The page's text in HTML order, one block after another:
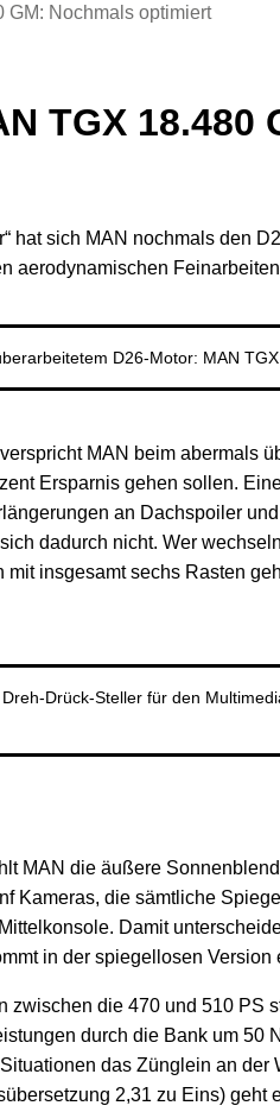
GM: Nochmals optimiert
TGX
hat sich MAN nochmals den
aerodynamischen
D26-Motor: MAN
MAN beim abermals
Ersparnis gehen sollen.
an Dachspoiler
dadurch nicht. Wer
insgesamt sechs Rasten
Drück-Steller für den
MAN die äußere
Kameras, die sämtliche
Damit
in der spiegellosen
zwischen die 470 und 510
durch die Bank um
das Zünglein an
2,31 zu Eins)